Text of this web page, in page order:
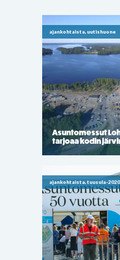
ajankohtaista, uutishuone
Asuntomessut
tarjoaa kodin
ajankohtaista, tuusula-